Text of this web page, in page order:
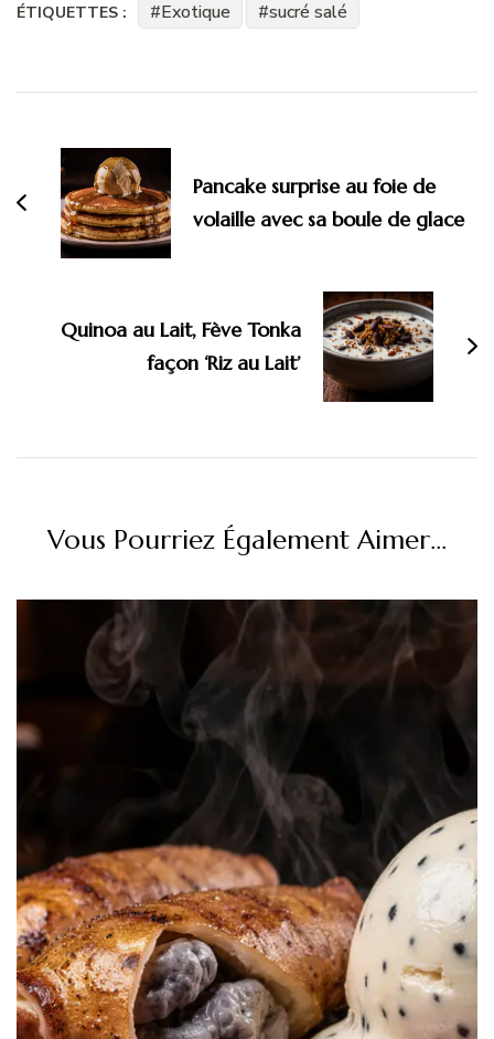
ÉTIQUETTES : Exotique sucré salé
d'article
Pancake surprise au foie de
volaille avec sa boule de glace
Quinoa au Lait, Fève Tonka
façon ‘Riz au Lait’
Vous Pourriez Également Aimer...